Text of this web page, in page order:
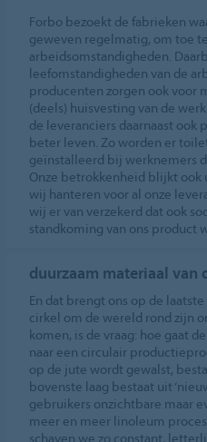
Forbo bezoekt de fabrieken
geweven regelmatig, om toe
arbeidsomstandigheden.
leefomstandigheden van de
producenten zorgen ook voor
(deels) huisvesting van de
de leveranciers daarnaast ook
beter leven. Zo worden er
geïnstalleerd bij werknemers
Onze betrokkenheid blijkt ook
wij hanteren voor al onze
wij er van verzekerd dat ook
standkoming van ons product
duurzaam materiaal van
En dat brengt ons op de
cirkel om de wereld rond zijn
komen, is de vraag: hoe gaat
naar een circulair
op de jute wordt gewalst,
bovenste laag bestaat uit
gebruikers onzichtbare maar
meer en meer linoleum
schaven we zo constant,